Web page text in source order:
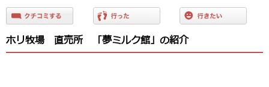
ホリ牧場 直売所 「夢ミルク館」の紹介